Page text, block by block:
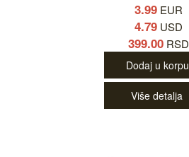
3.99 EUR
4.79 USD
399.00 RSD
Dodaj u korpu
Više detalja